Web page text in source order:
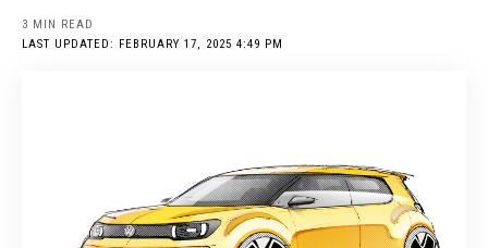
LAST UPDATED: FEBRUARY 17, 2025 4:49 PM
3 MIN READ